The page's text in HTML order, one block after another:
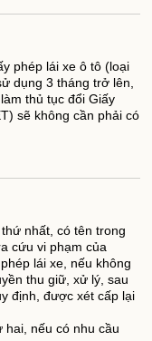
phép lái xe ô tô (loại
dụng 3 tháng trở lên,
thủ tục đổi Giấy
sẽ không cần phải có
nhất, có tên trong
cứu vi phạm của
lái xe, nếu không
thu giữ, xử lý, sau
định, được xét cấp lại
hai, nếu có nhu cầu